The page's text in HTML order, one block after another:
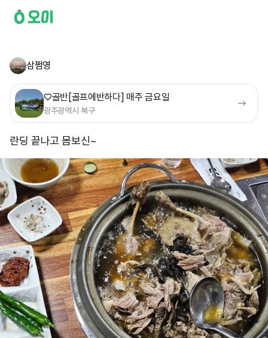
삼쩜영
♡골반[골프에반하다] 매주 금요일
광주광역시 북구
란딩 끝나고 몸보신~